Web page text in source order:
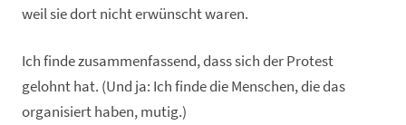
weil sie dort nicht erwünscht waren.
Ich finde zusammenfassend, dass sich der Protest
gelohnt hat. (Und ja: Ich finde die Menschen, die das
organisiert haben, mutig.)